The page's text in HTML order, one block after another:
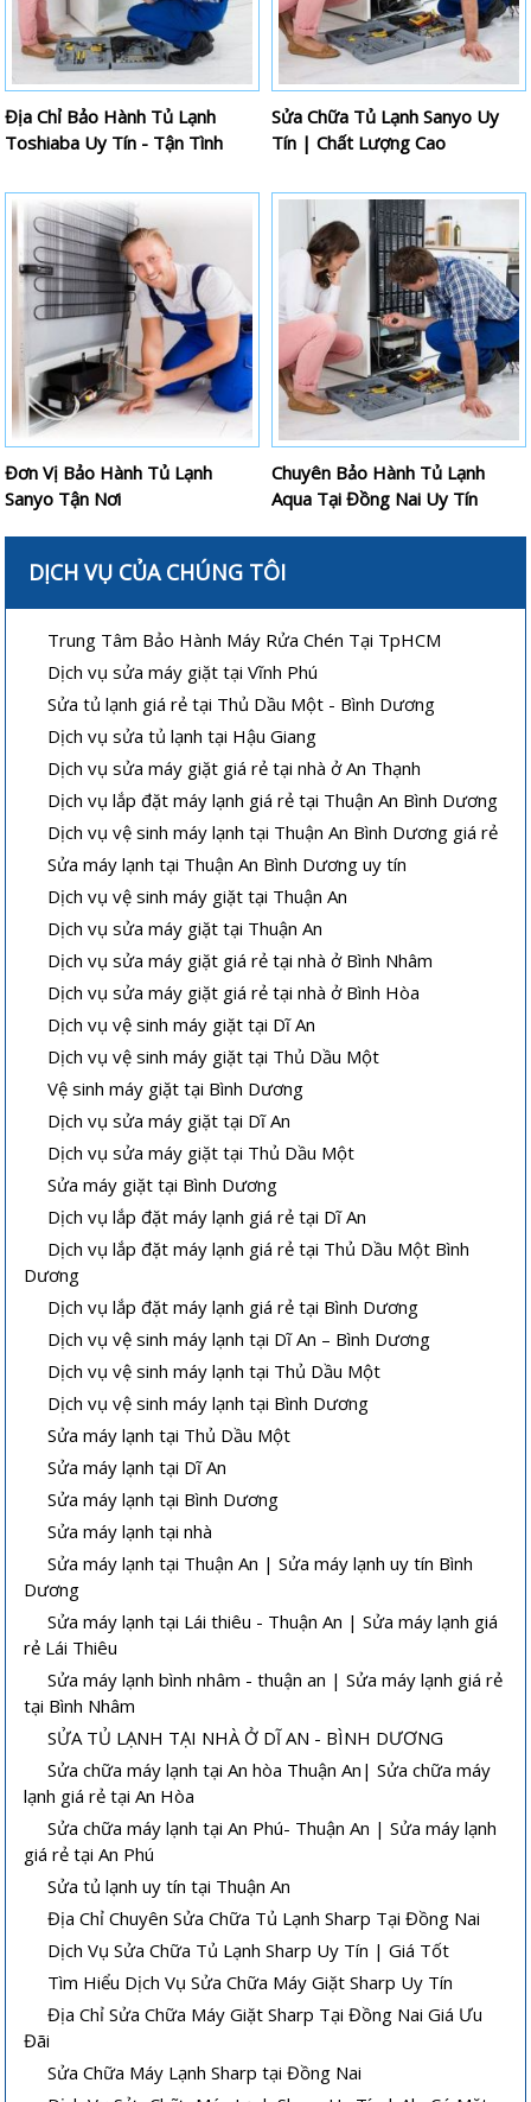
Địa Chỉ Bảo Hành Tủ Lạnh
Toshiaba Uy Tín - Tận Tình
Sửa Chữa Tủ Lạnh Sanyo Uy
Tín | Chất Lượng Cao
Đơn Vị Bảo Hành Tủ Lạnh
Sanyo Tận Nơi
Chuyên Bảo Hành Tủ Lạnh
Aqua Tại Đồng Nai Uy Tín
DỊCH VỤ CỦA CHÚNG TÔI
Trung Tâm Bảo Hành Máy Rửa Chén Tại TpHCM
Dịch vụ sửa máy giặt tại Vĩnh Phú
Sửa tủ lạnh giá rẻ tại Thủ Dầu Một - Bình Dương
Dịch vụ sửa tủ lạnh tại Hậu Giang
Dịch vụ sửa máy giặt giá rẻ tại nhà ở An Thạnh
Dịch vụ lắp đặt máy lạnh giá rẻ tại Thuận An Bình Dương
Dịch vụ vệ sinh máy lạnh tại Thuận An Bình Dương giá rẻ
Sửa máy lạnh tại Thuận An Bình Dương uy tín
Dịch vụ vệ sinh máy giặt tại Thuận An
Dịch vụ sửa máy giặt tại Thuận An
Dịch vụ sửa máy giặt giá rẻ tại nhà ở Bình Nhâm
Dịch vụ sửa máy giặt giá rẻ tại nhà ở Bình Hòa
Dịch vụ vệ sinh máy giặt tại Dĩ An
Dịch vụ vệ sinh máy giặt tại Thủ Dầu Một
Vệ sinh máy giặt tại Bình Dương
Dịch vụ sửa máy giặt tại Dĩ An
Dịch vụ sửa máy giặt tại Thủ Dầu Một
Sửa máy giặt tại Bình Dương
Dịch vụ lắp đặt máy lạnh giá rẻ tại Dĩ An
Dịch vụ lắp đặt máy lạnh giá rẻ tại Thủ Dầu Một Bình
Dương
Dịch vụ lắp đặt máy lạnh giá rẻ tại Bình Dương
Dịch vụ vệ sinh máy lạnh tại Dĩ An – Bình Dương
Dịch vụ vệ sinh máy lạnh tại Thủ Dầu Một
Dịch vụ vệ sinh máy lạnh tại Bình Dương
Sửa máy lạnh tại Thủ Dầu Một
Sửa máy lạnh tại Dĩ An
Sửa máy lạnh tại Bình Dương
Sửa máy lạnh tại nhà
Sửa máy lạnh tại Thuận An | Sửa máy lạnh uy tín Bình
Dương
Sửa máy lạnh tại Lái thiêu - Thuận An | Sửa máy lạnh giá
rẻ Lái Thiêu
Sửa máy lạnh bình nhâm - thuận an | Sửa máy lạnh giá rẻ
tại Bình Nhâm
SỬA TỦ LẠNH TẠI NHÀ Ở DĨ AN - BÌNH DƯƠNG
Sửa chữa máy lạnh tại An hòa Thuận An| Sửa chữa máy
lạnh giá rẻ tại An Hòa
Sửa chữa máy lạnh tại An Phú- Thuận An | Sửa máy lạnh
giá rẻ tại An Phú
Sửa tủ lạnh uy tín tại Thuận An
Địa Chỉ Chuyên Sửa Chữa Tủ Lạnh Sharp Tại Đồng Nai
Dịch Vụ Sửa Chữa Tủ Lạnh Sharp Uy Tín | Giá Tốt
Tìm Hiểu Dịch Vụ Sửa Chữa Máy Giặt Sharp Uy Tín
Địa Chỉ Sửa Chữa Máy Giặt Sharp Tại Đồng Nai Giá Ưu
Đãi
Sửa Chữa Máy Lạnh Sharp tại Đồng Nai